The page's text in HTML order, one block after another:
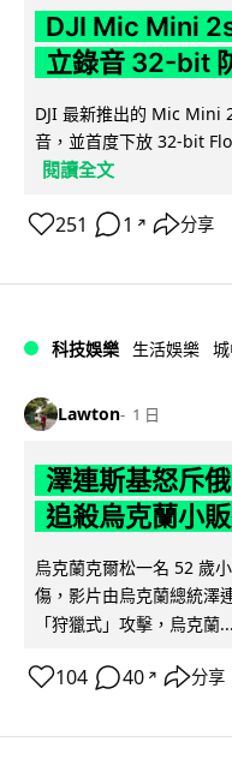
DJI Mic Mini
立錄音 32-bit
DJI 最新推出的 Mic Mini
音，並首度下放 32-bit
閱讀全文
251 1 ↗ 分享
科技娛樂 生活娛樂
Lawton 1 日
澤連斯基怒斥
追殺烏克蘭小
烏克蘭克爾松一名 52 歲
傷，影片由烏克蘭總統澤
「狩獵式」攻擊，烏克蘭...
104 40 ↗ 分享